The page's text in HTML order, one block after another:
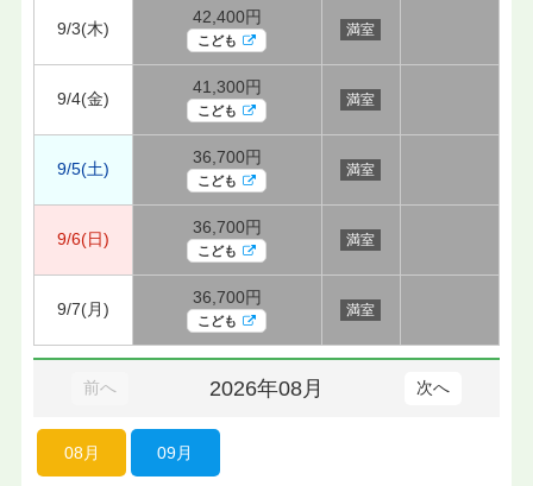
9/3(木)
42,400円
こども
満室
9/4(金)
41,300円
こども
満室
9/5(土)
36,700円
こども
満室
9/6(日)
36,700円
こども
満室
9/7(月)
36,700円
こども
満室
前へ 2026年08月 次へ
08月 09月